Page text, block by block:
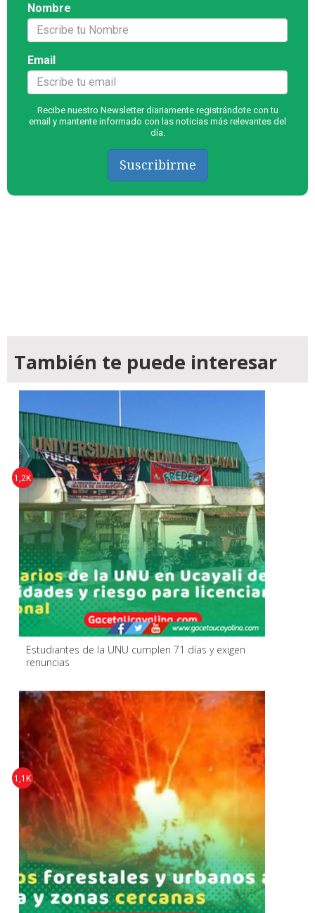
Nombre
Email
Recibe nuestro Newsletter diariamente registrándote con tu
email y mantente informado con las noticias más relevantes del
día.
Suscribirme
También te puede interesar
Estudiantes de la UNU cumplen 71 días y exigen
renuncias
1,2K
1,1K